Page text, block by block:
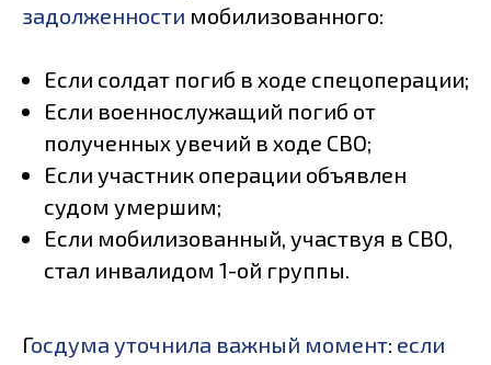
задолженности мобилизованного:
Если солдат погиб в ходе спецоперации;
Если военнослужащий погиб от
полученных увечий в ходе СВО;
Если участник операции объявлен
судом умершим;
Если мобилизованный, участвуя в СВО,
стал инвалидом 1-ой группы.
Госдума уточнила важный момент: если